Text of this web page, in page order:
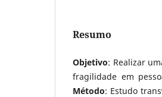
Resumo
Objetivo: Realizar
fragilidade em
Método: Estudo